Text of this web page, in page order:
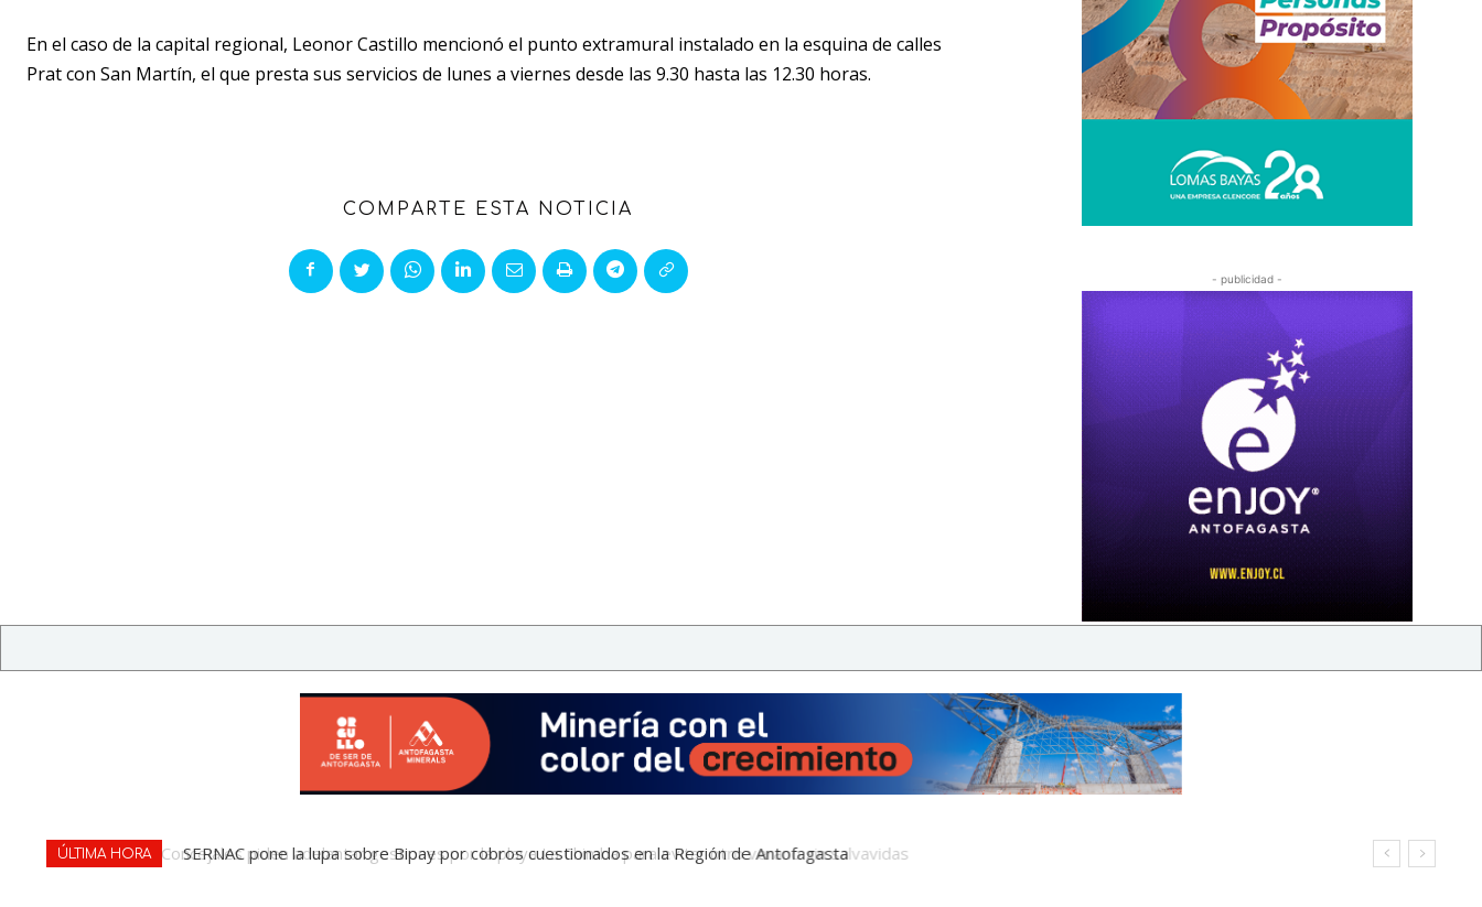
En el caso de la capital regional, Leonor Castillo mencionó el punto extramural instalado en la esquina de calles
Prat con San Martín, el que presta sus servicios de lunes a viernes desde las 9.30 hasta las 12.30 horas.
COMPARTE ESTA NOTICIA
- publicidad -